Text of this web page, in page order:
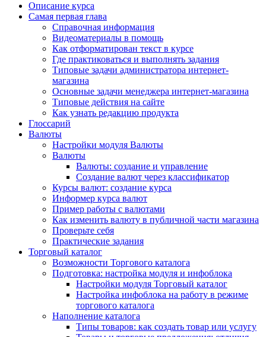
Описание курса
Самая первая глава
Справочная информация
Видеоматериалы в помощь
Как отформатирован текст в курсе
Где практиковаться и выполнять задания
Типовые задачи администратора интернет-
магазина
Основные задачи менеджера интернет-магазина
Типовые действия на сайте
Как узнать редакцию продукта
Глоссарий
Валюты
Настройки модуля Валюты
Валюты
Валюты: создание и управление
Создание валют через классификатор
Курсы валют: создание курса
Информер курса валют
Пример работы с валютами
Как изменить валюту в публичной части магазина
Проверьте себя
Практические задания
Торговый каталог
Возможности Торгового каталога
Подготовка: настройка модуля и инфоблока
Настройки модуля Торговый каталог
Настройка инфоблока на работу в режиме
торгового каталога
Наполнение каталога
Типы товаров: как создать товар или услугу